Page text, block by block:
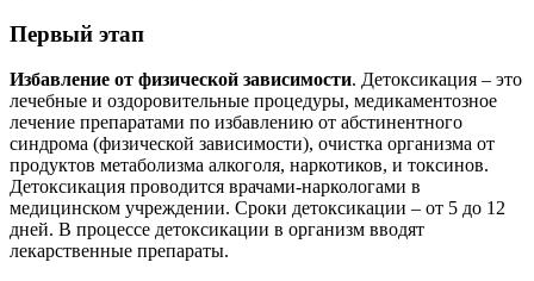
Первый этап
Избавление от физической зависимости. Детоксикация – это
лечебные и оздоровительные процедуры, медикаментозное
лечение препаратами по избавлению от абстинентного
синдрома (физической зависимости), очистка организма от
продуктов метаболизма алкоголя, наркотиков, и токсинов.
Детоксикация проводится врачами-наркологами в
медицинском учреждении. Сроки детоксикации – от 5 до 12
дней. В процессе детоксикации в организм вводят
лекарственные препараты.